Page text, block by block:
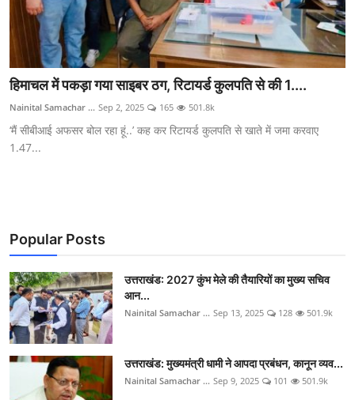
हिमाचल में पकड़ा गया साइबर ठग, रिटायर्ड कुलपति से की 1....
Nainital Samachar ... Sep 2, 2025 165 501.8k
‘मैं सीबीआई अफसर बोल रहा हूं..’ कह कर रिटायर्ड कुलपति से खाते में जमा करवाए
1.47...
Popular Posts
उत्तराखंड: 2027 कुंभ मेले की तैयारियों का मुख्य सचिव
आन...
Nainital Samachar ... Sep 13, 2025 128 501.9k
उत्तराखंड: मुख्यमंत्री धामी ने आपदा प्रबंधन, कानून व्यव...
Nainital Samachar ... Sep 9, 2025 101 501.9k